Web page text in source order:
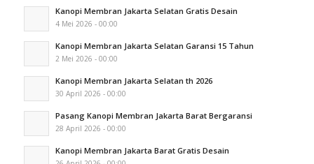
Kanopi Membran Jakarta Selatan Gratis Desain
4 Mei 2026 - 00:00
Kanopi Membran Jakarta Selatan Garansi 15 Tahun
2 Mei 2026 - 00:00
Kanopi Membran Jakarta Selatan th 2026
30 April 2026 - 00:00
Pasang Kanopi Membran Jakarta Barat Bergaransi
28 April 2026 - 00:00
Kanopi Membran Jakarta Barat Gratis Desain